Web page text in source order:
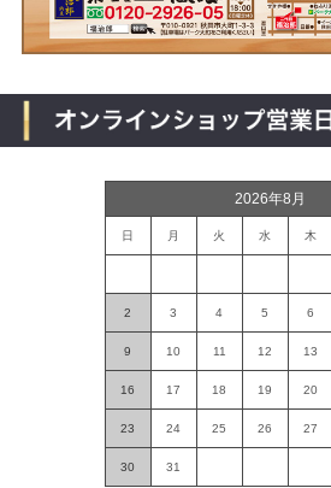
2026年8月
日 月 火 水 木
2 3 4 5 6
9 10 11 12 13
16 17 18 19 20
23 24 25 26 27
30 31